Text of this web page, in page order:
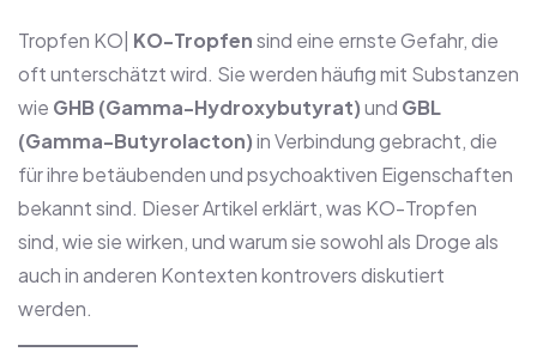
Tropfen KO| KO-Tropfensind eine ernste Gefahr, die
oft unterschätzt wird. Sie werden häufig mit Substanzen
wie GHB (Gamma-Hydroxybutyrat)und GBL
(Gamma-Butyrolacton)in Verbindung gebracht, die
für ihre betäubenden und psychoaktiven Eigenschaften
bekannt sind. Dieser Artikel erklärt, was KO-Tropfen
sind, wie sie wirken, und warum sie sowohl als Droge als
auch in anderen Kontexten kontrovers diskutiert
werden.